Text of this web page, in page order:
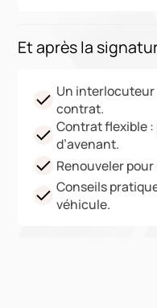
Et après la
Un interlocuteur
contrat.
Contrat flexible :
d’avenant.
Renouveler
Conseils
véhicule.